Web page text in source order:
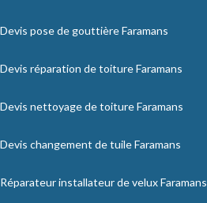
Devis pose de gouttière Faramans
Devis réparation de toiture Faramans
Devis nettoyage de toiture Faramans
Devis changement de tuile Faramans
Réparateur installateur de velux Faramans